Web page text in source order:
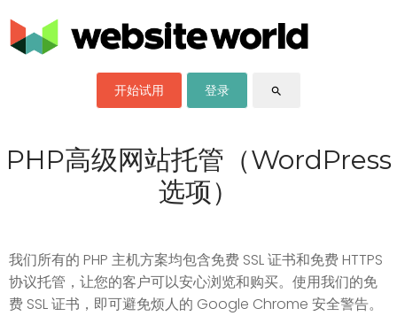
开始试用 登录 search
PHP高级网站托管（WordPress
选项）
我们所有的 PHP 主机方案均包含免费 SSL 证书和免费 HTTPS
协议托管，让您的客户可以安心浏览和购买。使用我们的免
费 SSL 证书，即可避免烦人的 Google Chrome 安全警告。